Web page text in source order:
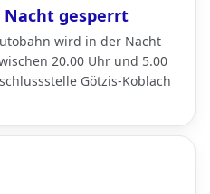
Nacht gesperrt
wird in der Nacht
20.00 Uhr und 5.00
Götzis-Koblach